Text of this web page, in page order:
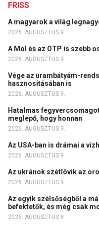
FRISS
A magyarok a világ
2026. AUGUSZTUS 9.
A Mol és az OTP is szebb
2026. AUGUSZTUS 9.
Vége az urambátyám-
hasznosításában is
2026. AUGUSZTUS 9.
Hatalmas
meglepő, hogy honnan
2026. AUGUSZTUS 9.
Az USA-ban is drámai a
2026. AUGUSZTUS 9.
Az ukránok szétlövik az
2026. AUGUSZTUS 9.
Az egyik szélsőségből a
befektetők, és még csak
2026. AUGUSZTUS 8.